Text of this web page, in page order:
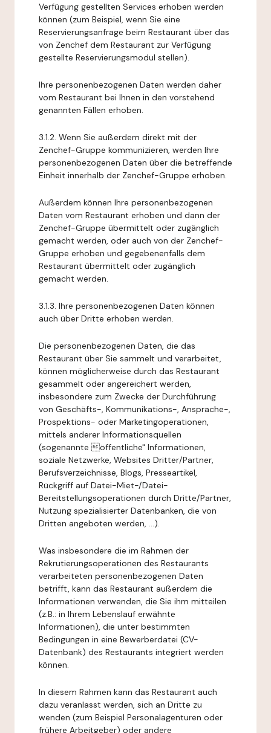
Verfügung gestellten Services erhoben werden
können (zum Beispiel, wenn Sie eine
Reservierungsanfrage beim Restaurant über das
von Zenchef dem Restaurant zur Verfügung
gestellte Reservierungsmodul stellen).
Ihre personenbezogenen Daten werden daher
vom Restaurant bei Ihnen in den vorstehend
genannten Fällen erhoben.
3.1.2. Wenn Sie außerdem direkt mit der
Zenchef-Gruppe kommunizieren, werden Ihre
personenbezogenen Daten über die betreffende
Einheit innerhalb der Zenchef-Gruppe erhoben.
Außerdem können Ihre personenbezogenen
Daten vom Restaurant erhoben und dann der
Zenchef-Gruppe übermittelt oder zugänglich
gemacht werden, oder auch von der Zenchef-
Gruppe erhoben und gegebenenfalls dem
Restaurant übermittelt oder zugänglich
gemacht werden.
3.1.3. Ihre personenbezogenen Daten können
auch über Dritte erhoben werden.
Die personenbezogenen Daten, die das
Restaurant über Sie sammelt und verarbeitet,
können möglicherweise durch das Restaurant
gesammelt oder angereichert werden,
insbesondere zum Zwecke der Durchführung
von Geschäfts-, Kommunikations-, Ansprache-,
Prospektions- oder Marketingoperationen,
mittels anderer Informationsquellen
(sogenannte öffentliche" Informationen,
soziale Netzwerke, Websites Dritter/Partner,
Berufsverzeichnisse, Blogs, Presseartikel,
Rückgriff auf Datei-Miet-/Datei-
Bereitstellungsoperationen durch Dritte/Partner,
Nutzung spezialisierter Datenbanken, die von
Dritten angeboten werden, ...).
Was insbesondere die im Rahmen der
Rekrutierungsoperationen des Restaurants
verarbeiteten personenbezogenen Daten
betrifft, kann das Restaurant außerdem die
Informationen verwenden, die Sie ihm mitteilen
(z.B.: in Ihrem Lebenslauf erwähnte
Informationen), die unter bestimmten
Bedingungen in eine Bewerberdatei (CV-
Datenbank) des Restaurants integriert werden
können.
In diesem Rahmen kann das Restaurant auch
dazu veranlasst werden, sich an Dritte zu
wenden (zum Beispiel Personalagenturen oder
frühere Arbeitgeber) oder andere